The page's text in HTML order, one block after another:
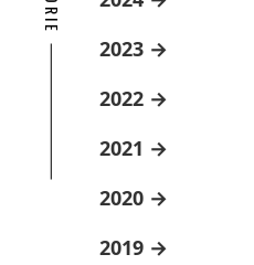
2023
2022
2021
2020
2019